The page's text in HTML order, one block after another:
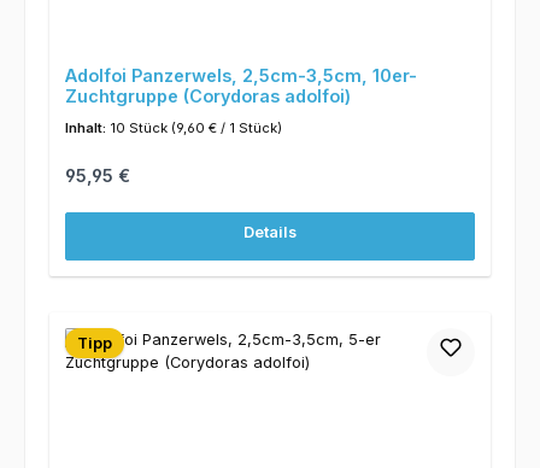
Adolfoi Panzerwels, 2,5cm-3,5cm, 10er-
Zuchtgruppe (Corydoras adolfoi)
Inhalt: 10 Stück (9,60 € / 1 Stück)
Regulärer Preis:
95,95 €
Details
Tipp